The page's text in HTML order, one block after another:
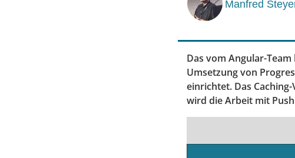
Manfred
Das vom Angular-
Umsetzung von
einrichtet. Das
wird die Arbeit mit